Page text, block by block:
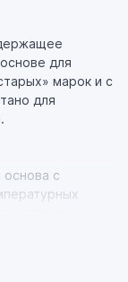
для
марок и с
для
основа с
пуске, в